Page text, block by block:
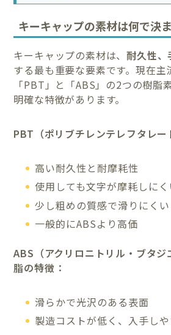
キーキャップの素材は何で決
キーキャップの素材は、耐久性、
する最も重要な要素です。現在主
「PBT」と「ABS」の2つの樹脂
明確な特徴があります。
PBT（ポリブチレンテレフタレー
高い耐久性と耐摩耗性
使用しても文字が摩耗しにく
少し粗めの質感で滑りにくい
一般的にABSより高価
ABS（アクリロニトリル・ブタ
脂の特徴：
滑らかで光沢のある表面
製造コストが低く、入手し